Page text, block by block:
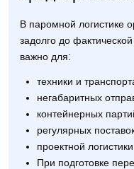
В паромной логистике
задолго до
важно для:
техники и
негабаритных
контейнерных
регулярных
проектной
При подготовке